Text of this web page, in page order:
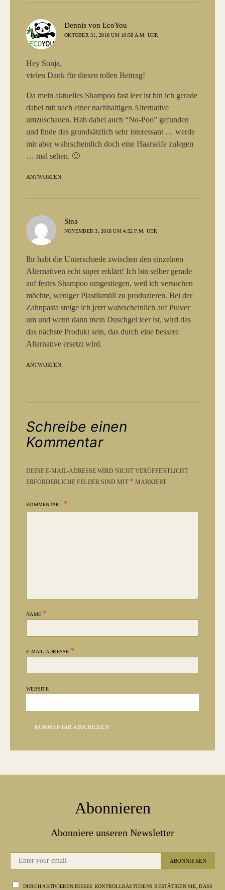
Dennis von EcoYou
OKTOBER 31, 2018 UM 10:58 A.M. UHR
Hey Sonja,
vielen Dank für diesen tollen Beitrag!
Da mein aktuelles Shampoo fast leer ist bin ich gerade
dabei mit nach einer nachhaltigen Alternative
umzuschauen. Hab dabei auch “No-Poo” gefunden
und finde das grundsätzlich sehr interessant … werde
mir aber wahrscheinlich doch eine Haarseife zulegen
… mal sehen. 🙂
ANTWORTEN
Sina
NOVEMBER 3, 2018 UM 4:52 P.M. UHR
Ihr habt die Unterschiede zwischen den einzelnen
Alternativen echt super erklärt! Ich bin selber gerade
auf festes Shampoo umgestiegen, weil ich versuchen
möchte, weniger Plastikmüll zu produzieren. Bei der
Zahnpasta steige ich jetzt wahrscheinlich auf Pulver
um und wenn dann mein Duschgel leer ist, wird das
das nächste Produkt sein, das durch eine bessere
Alternative ersetzt wird.
ANTWORTEN
Schreibe einen
Kommentar
DEINE E-MAIL-ADRESSE WIRD NICHT VERÖFFENTLICHT.
ERFORDERLICHE FELDER SIND MIT * MARKIERT
KOMMENTAR
NAME *
E-MAIL-ADRESSE *
WEBSITE
Abonnieren
Abonniere unseren Newsletter
ABONNIEREN
DURCH AKTIVIEREN DIESES KONTROLLKÄSTCHENS BESTÄTIGEN SIE, DASS